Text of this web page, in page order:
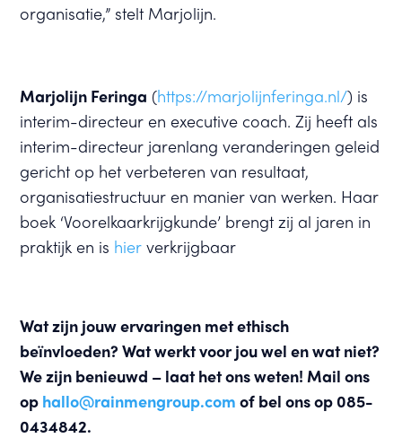
organisatie,” stelt Marjolijn.
Marjolijn Feringa (https://marjolijnferinga.nl/) is
interim-directeur en executive coach. Zij heeft als
interim-directeur jarenlang veranderingen geleid
gericht op het verbeteren van resultaat,
organisatiestructuur en manier van werken. Haar
boek ‘Voorelkaarkrijgkunde’ brengt zij al jaren in
praktijk en is hier verkrijgbaar
Wat zijn jouw ervaringen met ethisch
beïnvloeden? Wat werkt voor jou wel en wat niet?
We zijn benieuwd – laat het ons weten! Mail ons
op hallo@rainmengroup.com of bel ons op 085-
0434842.